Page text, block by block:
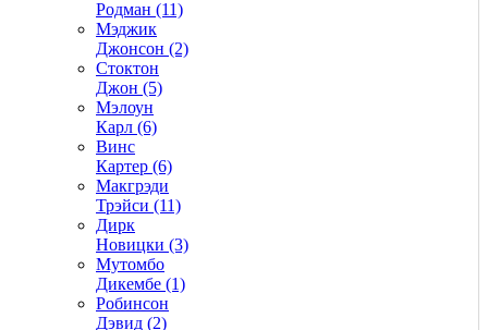
Родман (11)
Мэджик
Джонсон (2)
Стоктон
Джон (5)
Мэлоун
Карл (6)
Винс
Картер (6)
Макгрэди
Трэйси (11)
Дирк
Новицки (3)
Мутомбо
Дикембе (1)
Робинсон
Дэвид (2)